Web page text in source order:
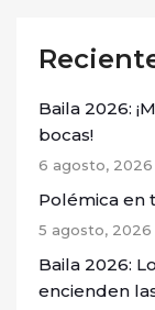
Baila 2026:
bocas!
6 agosto, 2026
Polémica en
5 agosto, 2026
Baila 2026:
encienden